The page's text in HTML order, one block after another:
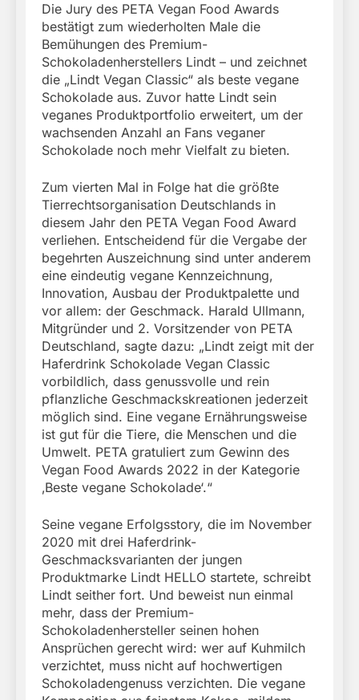
Die Jury des PETA Vegan Food Awards
bestätigt zum wiederholten Male die
Bemühungen des Premium-
Schokoladenherstellers Lindt – und zeichnet
die „Lindt Vegan Classic“ als beste vegane
Schokolade aus. Zuvor hatte Lindt sein
veganes Produktportfolio erweitert, um der
wachsenden Anzahl an Fans veganer
Schokolade noch mehr Vielfalt zu bieten.
Zum vierten Mal in Folge hat die größte
Tierrechtsorganisation Deutschlands in
diesem Jahr den PETA Vegan Food Award
verliehen. Entscheidend für die Vergabe der
begehrten Auszeichnung sind unter anderem
eine eindeutig vegane Kennzeichnung,
Innovation, Ausbau der Produktpalette und
vor allem: der Geschmack. Harald Ullmann,
Mitgründer und 2. Vorsitzender von PETA
Deutschland, sagte dazu: „Lindt zeigt mit der
Haferdrink Schokolade Vegan Classic
vorbildlich, dass genussvolle und rein
pflanzliche Geschmackskreationen jederzeit
möglich sind. Eine vegane Ernährungsweise
ist gut für die Tiere, die Menschen und die
Umwelt. PETA gratuliert zum Gewinn des
Vegan Food Awards 2022 in der Kategorie
‚Beste vegane Schokolade‘.“
Seine vegane Erfolgsstory, die im November
2020 mit drei Haferdrink-
Geschmacksvarianten der jungen
Produktmarke Lindt HELLO startete, schreibt
Lindt seither fort. Und beweist nun einmal
mehr, dass der Premium-
Schokoladenhersteller seinen hohen
Ansprüchen gerecht wird: wer auf Kuhmilch
verzichtet, muss nicht auf hochwertigen
Schokoladengenuss verzichten. Die vegane